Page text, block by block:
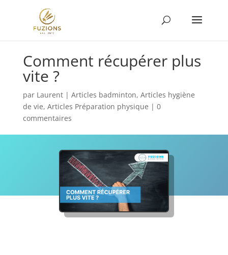
Comment récupérer plus
vite ?
par Laurent| Articles badminton, Articles hygiène
de vie, Articles Préparation physique | 0
commentaires